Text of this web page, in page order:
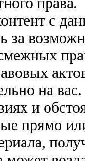
с
за
на вас.
и
прямо